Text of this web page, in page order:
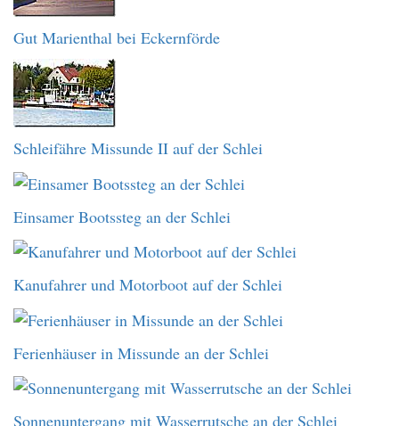
Gut Marienthal bei Eckernförde
Schleifähre Missunde II auf der Schlei
Einsamer Bootssteg an der Schlei
Kanufahrer und Motorboot auf der Schlei
Ferienhäuser in Missunde an der Schlei
Sonnenuntergang mit Wasserrutsche an der Schlei